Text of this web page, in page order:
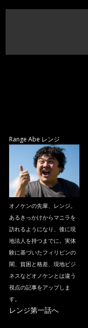
Range Abe レンジ
オノケンの先輩、レンジ。
あるきっかけからマニラを
訪れるようになり、後に現
地法人を持つまでに。実体
験に基づいたフィリピンの
闇、貧困と格差、現地ビジ
ネスなどオノケンとは違う
視点の記事をアップしま
す。
レンジ第一話へ